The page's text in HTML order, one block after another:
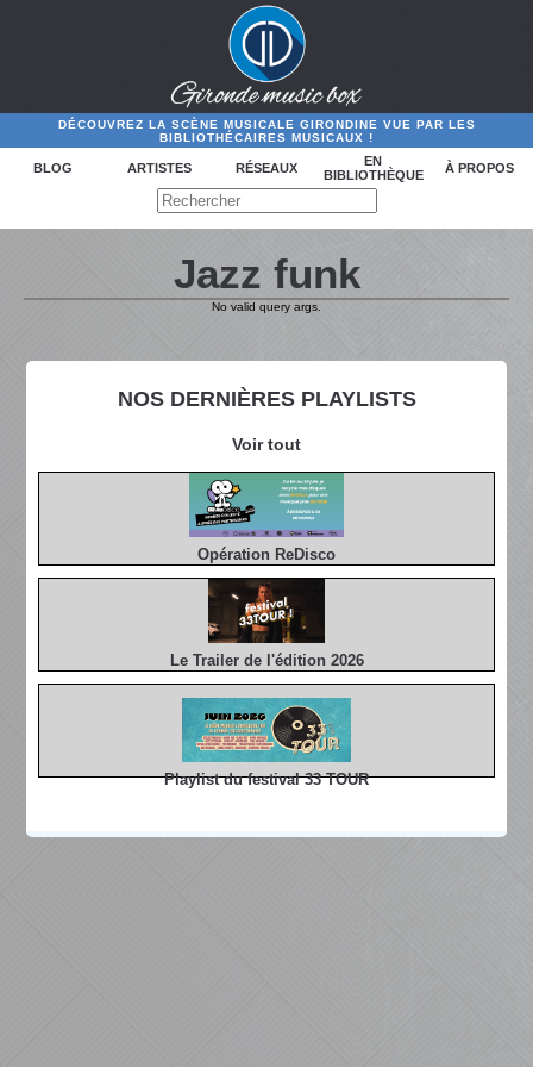
DÉCOUVREZ LA SCÈNE MUSICALE GIRONDINE VUE PAR LES
BIBLIOTHÉCAIRES MUSICAUX !
BLOG ARTISTES RÉSEAUX
EN
BIBLIOTHÈQUE
À PROPOS
NOS DERNIÈRES PLAYLISTS
Voir tout
Opération ReDisco
Le Trailer de l'édition 2026
Playlist du festival 33 TOUR
Jazz funk
No valid query args.